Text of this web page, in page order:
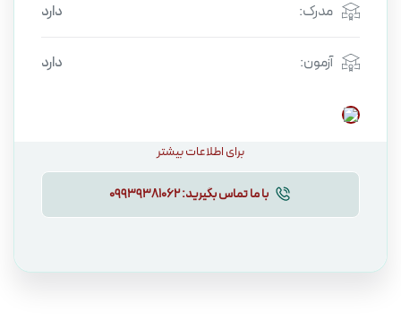
مدرک: دارد
آزمون: دارد
برای اطلاعات بیشتر
با ما تماس بگیرید:09939381062